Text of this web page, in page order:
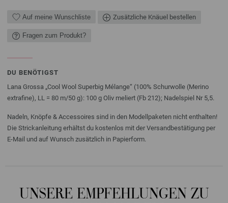
Auf meine Wunschliste Zusätzliche Knäuel bestellen
Fragen zum Produkt?
DU BENÖTIGST
Lana Grossa „Cool Wool Superbig Mélange“ (100% Schurwolle (Merino
extrafine), LL = 80 m/50 g): 100 g Oliv meliert (Fb 212); Nadelspiel Nr 5,5.
Nadeln, Knöpfe & Accessoires sind in den Modellpaketen nicht enthalten!
Die Strickanleitung erhältst du kostenlos mit der Versandbestätigung per
E-Mail und auf Wunsch zusätzlich in Papierform.
UNSERE EMPFEHLUNGEN ZU